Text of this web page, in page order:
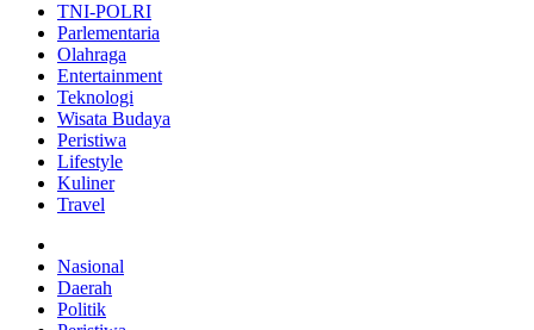
TNI-POLRI
Parlementaria
Olahraga
Entertainment
Teknologi
Wisata Budaya
Peristiwa
Lifestyle
Kuliner
Travel
Nasional
Daerah
Politik